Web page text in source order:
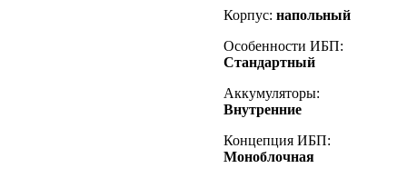
Корпус: напольный
Особенности ИБП:
Стандартный
Аккумуляторы:
Внутренние
Концепция ИБП:
Моноблочная